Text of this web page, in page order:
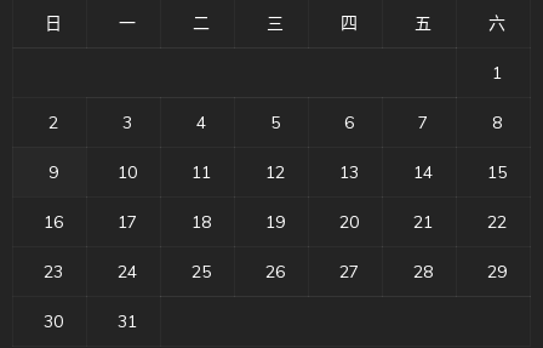
日 一 二 三 四 五 六
1
2 3 4 5 6 7 8
9 10 11 12 13 14 15
16 17 18 19 20 21 22
23 24 25 26 27 28 29
30 31